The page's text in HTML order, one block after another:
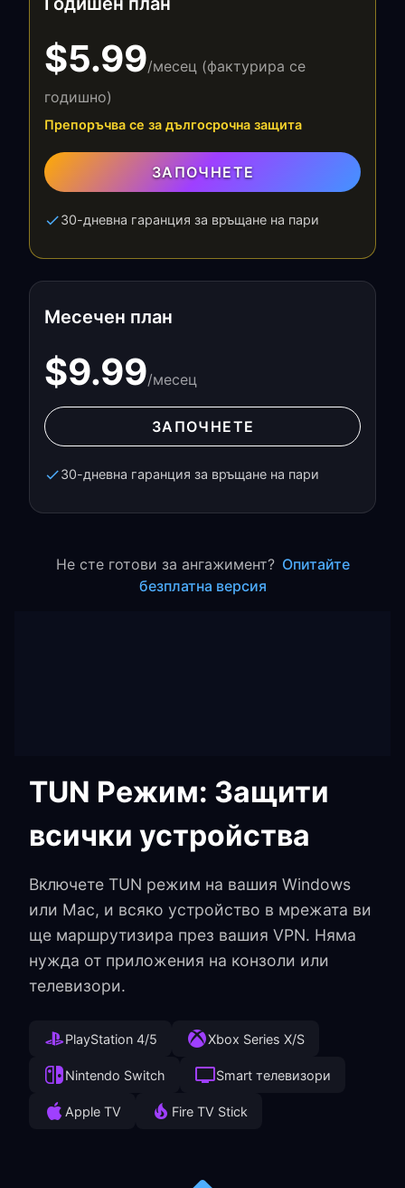
$5.99/месец (фактурира се
годишно)
Препоръчва се за дългосрочна защита
ЗАПОЧНЕТЕ
30-дневна гаранция за връщане на пари
Месечен план
$9.99/месец
ЗАПОЧНЕТЕ
30-дневна гаранция за връщане на пари
Не сте готови за ангажимент? Опитайте
безплатна версия
TUN Режим: Защити
всички устройства
Включете TUN режим на вашия Windows
или Mac, и всяко устройство в мрежата ви
ще маршрутизира през вашия VPN. Няма
нужда от приложения на конзоли или
телевизори.
PlayStation 4/5 Xbox Series X/S
Nintendo Switch Smart телевизори
Apple TV Fire TV Stick